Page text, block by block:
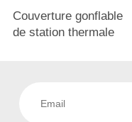
Couverture gonflable
de station thermale